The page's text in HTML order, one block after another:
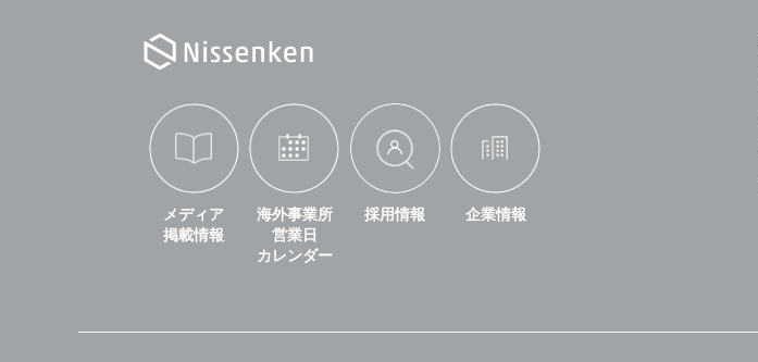
メディア
掲載情報
海外事業所
営業日
カレンダー
採用情報 企業情報